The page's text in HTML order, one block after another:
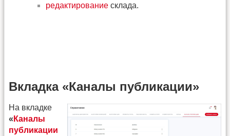
редактирование склада.
Вкладка «Каналы публикации»
На вкладке
« Каналы
публикации